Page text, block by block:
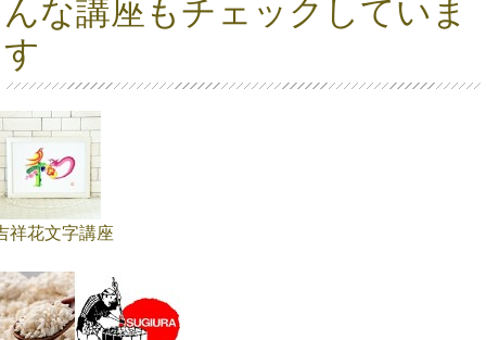
んな講座もチェックしていま
す
祥花文字講座